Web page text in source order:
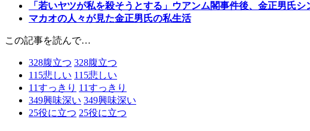
「若いヤツが私を殺そうとする」ウアンム閣事件後、金正男氏シ
マカオの人々が見た金正男氏の私生活
この記事を読んで…
328腹立つ 328腹立つ
115悲しい 115悲しい
11すっきり 11すっきり
349興味深い 349興味深い
25役に立つ 25役に立つ